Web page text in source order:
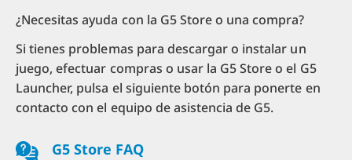
¿Necesitas ayuda con la G5 Store o una compra?
Si tienes problemas para descargar o instalar un
juego, efectuar compras o usar la G5 Store o el G5
Launcher, pulsa el siguiente botón para ponerte en
contacto con el equipo de asistencia de G5.
G5 Store FAQ